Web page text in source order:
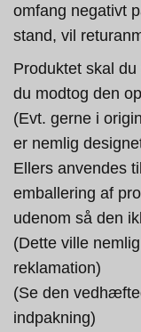
omfang negativt
stand, vil
Produktet skal
du modtog den
(Evt. gerne i
er nemlig
Ellers anvendes
emballering af
udenom så den
(Dette ville
reklamation)
(Se den
indpakning)